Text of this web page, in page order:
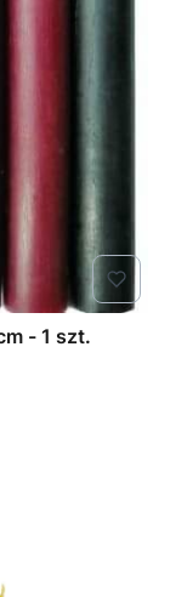
- 1 szt.